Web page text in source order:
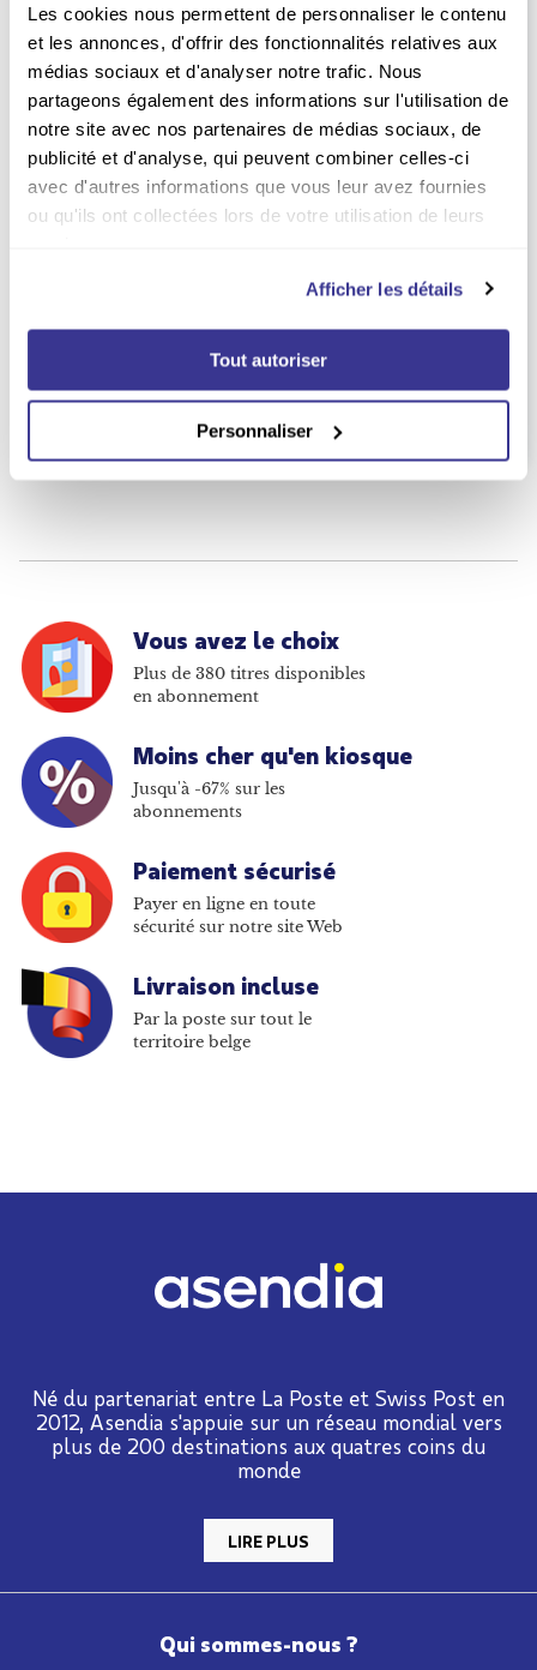
Les cookies nous permettent de personnaliser le contenu
et les annonces, d'offrir des fonctionnalités relatives aux
médias sociaux et d'analyser notre trafic. Nous
partageons également des informations sur l'utilisation de
notre site avec nos partenaires de médias sociaux, de
publicité et d'analyse, qui peuvent combiner celles-ci
avec d'autres informations que vous leur avez fournies
ou qu'ils ont collectées lors de votre utilisation de leurs
Afficher les détails
Tout autoriser
Personnaliser
Durée : 1 an
EUR 56.00
Vous avez le choix
Plus de 380 titres disponibles
en abonnement
Moins cher qu'en kiosque
Jusqu'à -67% sur les
abonnements
Paiement sécurisé
Payer en ligne en toute
sécurité sur notre site Web
Livraison incluse
Par la poste sur tout le
territoire belge
Né du partenariat entre La Poste et Swiss Post en
2012, Asendia s'appuie sur un réseau mondial vers
plus de 200 destinations aux quatres coins du
monde
LIRE PLUS
Qui sommes-nous ?